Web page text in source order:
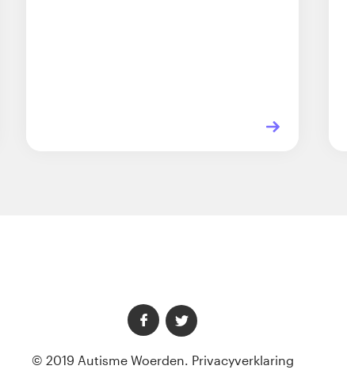
© 2019 Autisme Woerden. Privacyverklaring